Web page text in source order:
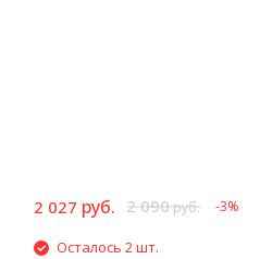
2 027 руб. 2 090руб. -3%
Осталось 2 шт.